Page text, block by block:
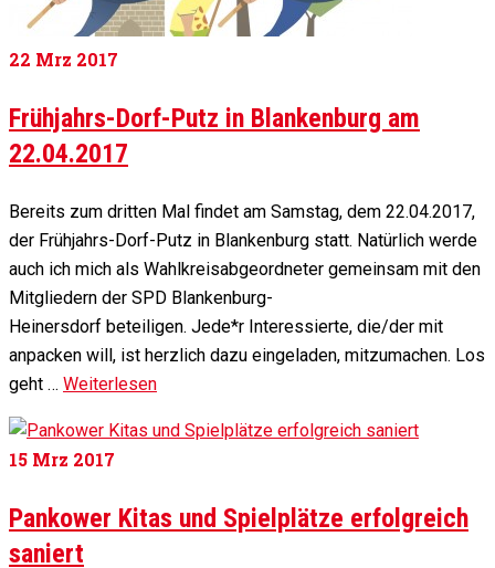
22 Mrz 2017
Frühjahrs-Dorf-Putz in Blankenburg am
22.04.2017
Bereits zum dritten Mal findet am Samstag, dem 22.04.2017,
der Frühjahrs-Dorf-Putz in Blankenburg statt. Natürlich werde
auch ich mich als Wahlkreisabgeordneter gemeinsam mit den
Mitgliedern der SPD Blankenburg-
Heinersdorf beteiligen. Jede*r Interessierte, die/der mit
anpacken will, ist herzlich dazu eingeladen, mitzumachen. Los
geht … Weiterlesen
15 Mrz 2017
Pankower Kitas und Spielplätze erfolgreich
saniert